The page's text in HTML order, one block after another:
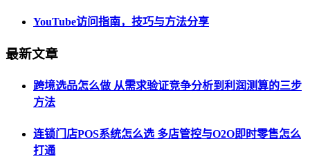
YouTube访问指南，技巧与方法分享
最新文章
跨境选品怎么做 从需求验证竞争分析到利润测算的三步
方法
连锁门店POS系统怎么选 多店管控与O2O即时零售怎么
打通